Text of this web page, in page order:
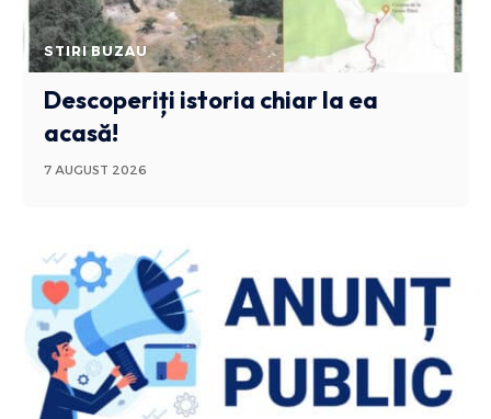
STIRI BUZAU
Descoperiți istoria chiar la ea
acasă!
7 AUGUST 2026